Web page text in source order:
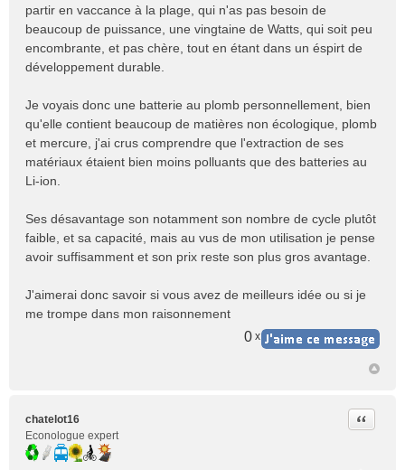
e
n
l
partir en vaccance à la plage, qui n'as pas besoin de
beaucoup de puissance, une vingtaine de Watts, qui soit peu
encombrante, et pas chère, tout en étant dans un éspirt de
développement durable.
Je voyais donc une batterie au plomb personnellement, bien
qu'elle contient beaucoup de matières non écologique, plomb
et mercure, j'ai crus comprendre que l'extraction de ses
matériaux étaient bien moins polluants que des batteries au
Li-ion.
Ses désavantage son notamment son nombre de cycle plutôt
faible, et sa capacité, mais au vus de mon utilisation je pense
avoir suffisamment et son prix reste son plus gros avantage.
J'aimerai donc savoir si vous avez de meilleurs idée ou si je
me trompe dans mon raisonnement
0 x
chatelot16
Econologue expert
Citer